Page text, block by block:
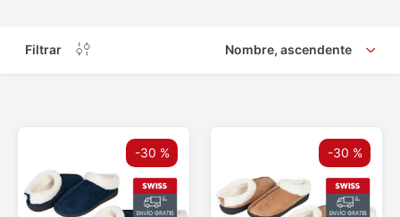
Filtrar Nombre, ascendente
-30 % -30 %